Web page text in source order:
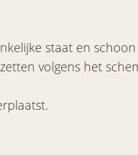
staat en
volgens het